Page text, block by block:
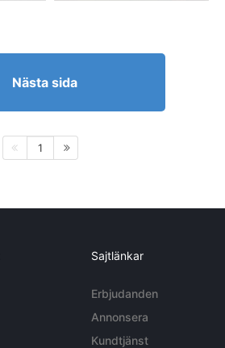
Nästa sida
1
Sajtlänkar
Erbjudanden
Annonsera
Kundtjänst